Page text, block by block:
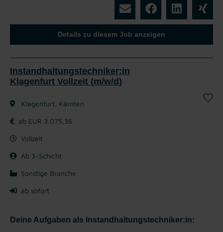
Details zu diesem Job anzeigen
Instandhaltungstechniker:in
Klagenfurt Vollzeit (m/w/d)
Klagenfurt, Kärnten
ab EUR 3.075,36
Vollzeit
Ab 3-Schicht
Sonstige Branche
ab sofort
Deine Aufgaben als Instandhaltungstechniker:in: